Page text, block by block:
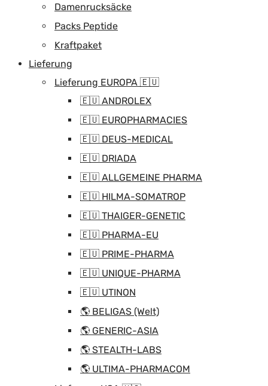
Damenrucksäcke
Packs Peptide
Kraftpaket
Lieferung
Lieferung EUROPA 🇪🇺
🇪🇺 ANDROLEX
🇪🇺 EUROPHARMACIES
🇪🇺 DEUS-MEDICAL
🇪🇺 DRIADA
🇪🇺 ALLGEMEINE PHARMA
🇪🇺 HILMA-SOMATROP
🇪🇺 THAIGER-GENETIC
🇪🇺 PHARMA-EU
🇪🇺 PRIME-PHARMA
🇪🇺 UNIQUE-PHARMA
🇪🇺 UTINON
🌎 BELIGAS (Welt)
🌎 GENERIC-ASIA
🌎 STEALTH-LABS
🌎 ULTIMA-PHARMACOM